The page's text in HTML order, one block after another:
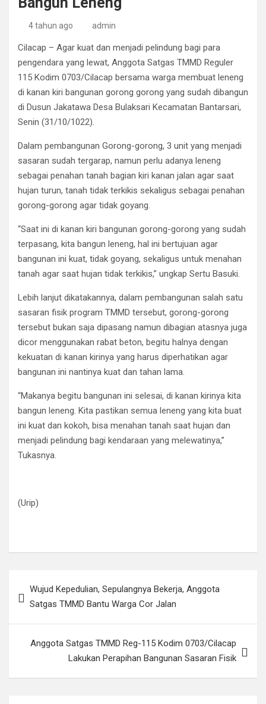
4 tahun ago admin
Cilacap – Agar kuat dan menjadi pelindung bagi para
pengendara yang lewat, Anggota Satgas TMMD Reguler
115 Kodim 0703/Cilacap bersama warga membuat leneng
di kanan kiri bangunan gorong gorong yang sudah dibangun
di Dusun Jakatawa Desa Bulaksari Kecamatan Bantarsari,
Senin (31/10/1022).
Dalam pembangunan Gorong-gorong, 3 unit yang menjadi
sasaran sudah tergarap, namun perlu adanya leneng
sebagai penahan tanah bagian kiri kanan jalan agar saat
hujan turun, tanah tidak terkikis sekaligus sebagai penahan
gorong-gorong agar tidak goyang.
“Saat ini di kanan kiri bangunan gorong-gorong yang sudah
terpasang, kita bangun leneng, hal ini bertujuan agar
bangunan ini kuat, tidak goyang, sekaligus untuk menahan
tanah agar saat hujan tidak terkikis,” ungkap Sertu Basuki.
Lebih lanjut dikatakannya, dalam pembangunan salah satu
sasaran fisik program TMMD tersebut, gorong-gorong
tersebut bukan saja dipasang namun dibagian atasnya juga
dicor menggunakan rabat beton, begitu halnya dengan
kekuatan di kanan kirinya yang harus diperhatikan agar
bangunan ini nantinya kuat dan tahan lama.
“Makanya begitu bangunan ini selesai, di kanan kirinya kita
bangun leneng. Kita pastikan semua leneng yang kita buat
ini kuat dan kokoh, bisa menahan tanah saat hujan dan
menjadi pelindung bagi kendaraan yang melewatinya,”
Tukasnya.
(Urip)
posWujud Kepedulian, Sepulangnya Bekerja, Anggota
Satgas TMMD Bantu Warga Cor Jalan
Anggota Satgas TMMD Reg-115 Kodim 0703/Cilacap
Lakukan Perapihan Bangunan Sasaran Fisik